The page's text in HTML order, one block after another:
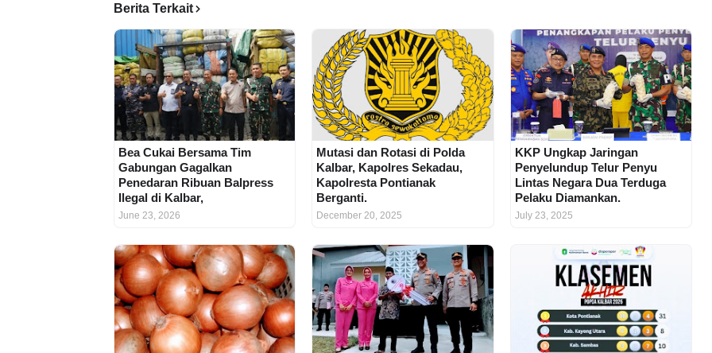
Berita Terkait
Bea Cukai Bersama Tim
Gabungan Gagalkan
Penedaran Ribuan Balpress
Ilegal di Kalbar,
June 23, 2026
Mutasi dan Rotasi di Polda
Kalbar, Kapolres Sekadau,
Kapolresta Pontianak
Berganti.
December 20, 2025
KKP Ungkap Jaringan
Penyelundup Telur Penyu
Lintas Negara Dua Terduga
Pelaku Diamankan.
July 23, 2025